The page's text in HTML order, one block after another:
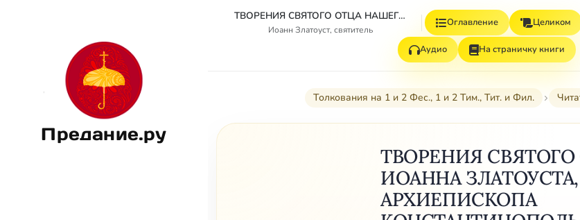
Предание.ру
ТВОРЕНИЯ СВЯТОГО ОТЦА НАШЕГО ИОАННА ЗЛАТОУСТА, АРХИЕПИСКОПА КОНСТАНТИНОПОЛЬСКОГО. ТОМ ОДИННАДЦАТЫЙ. КНИГА ВТОРАЯ. ТОЛКОВАНИЯ НА ПОСЛАНИЯ АПОСТОЛА ПАВЛА. ТВОРЕНИЯ, приписываемые св. Иоанну Златоусту, и в Патрологии Миня отнесенные к разряду Spuria.
Иоанн Златоуст, святитель
Оглавление Целиком
Аудио На страничку книги
Толкования на 1 и 2 Фес., 1 и 2 Тим., Тит. и Фил.
ТВОРЕНИЯ
ИОАННА ЗЛАТОУСТА,
АРХИЕПИСКОПА